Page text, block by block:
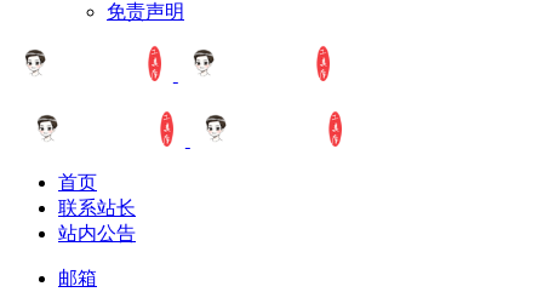
免责声明
首页
联系站长
站内公告
邮箱